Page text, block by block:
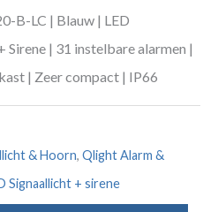
B-LC | Blauw | LED
| 31 instelbare alarmen |
| Zeer compact | IP66
& Hoorn, Qlight Alarm &
Signaallicht + sirene